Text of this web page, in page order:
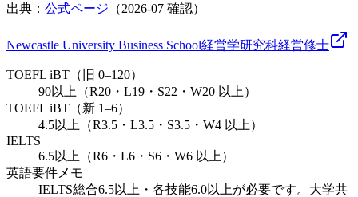
出典： 公式ページ （2026-07 確認）
Newcastle University Business School経営学研究科経営修士
TOEFL iBT（旧 0–120）
90以上（R20・L19・S22・W20 以上）
TOEFL iBT（新 1–6）
4.5以上（R3.5・L3.5・S3.5・W4 以上）
IELTS
6.5以上（R6・L6・S6・W6 以上）
英語要件メモ
IELTS総合6.5以上・各技能6.0以上が必要です。大学共